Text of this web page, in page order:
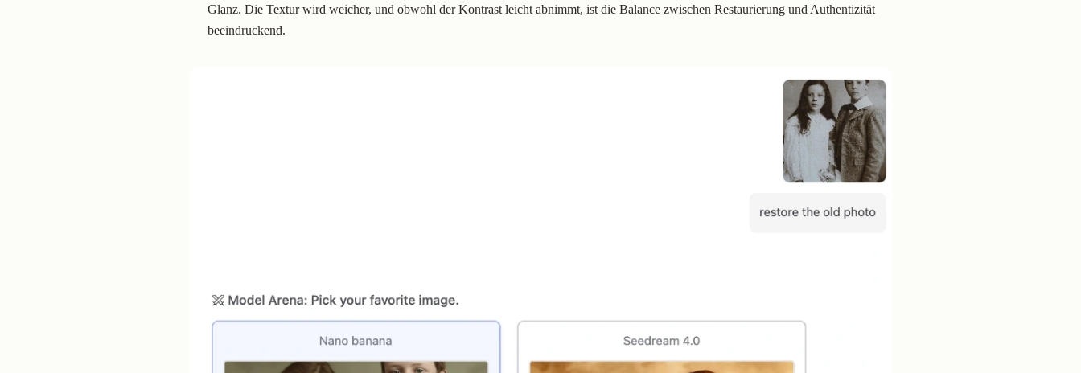
Glanz. Die Textur wird weicher, und obwohl der Kontrast leicht abnimmt, ist die Balance zwischen Restaurierung und Authentizität
beeindruckend.